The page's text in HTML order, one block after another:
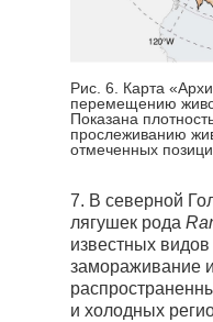
7. В северной
лягушек рода
известных
замораживание
и холодных
Рис. 6. Карта
перемещению
Показана
прослеживанию
отмеченных